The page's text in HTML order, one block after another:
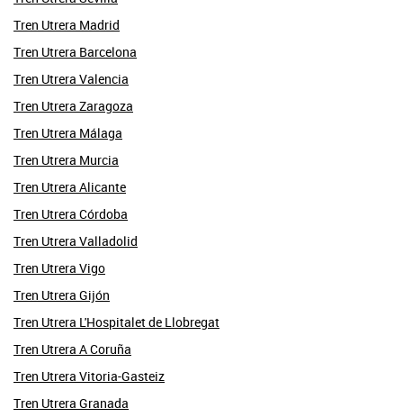
Tren Utrera Madrid
Tren Utrera Barcelona
Tren Utrera Valencia
Tren Utrera Zaragoza
Tren Utrera Málaga
Tren Utrera Murcia
Tren Utrera Alicante
Tren Utrera Córdoba
Tren Utrera Valladolid
Tren Utrera Vigo
Tren Utrera Gijón
Tren Utrera L'Hospitalet de Llobregat
Tren Utrera A Coruña
Tren Utrera Vitoria-Gasteiz
Tren Utrera Granada